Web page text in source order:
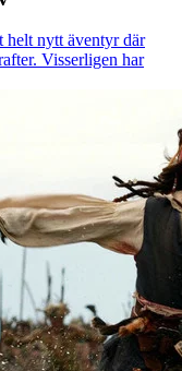
helt nytt äventyr där
Visserligen har